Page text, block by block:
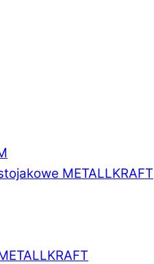
METALLKRAFT